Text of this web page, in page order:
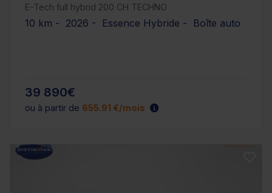
E-Tech full hybrid 200 CH TECHNO
10 km - 2026 - Essence Hybride - Boîte auto
39 890€
ou à partir de 655.91 €/mois